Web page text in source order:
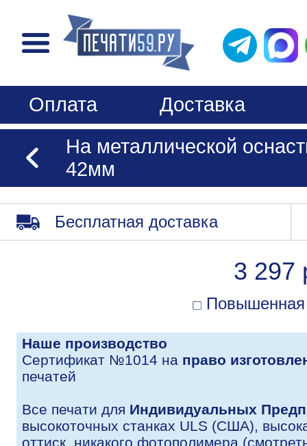
Оплата
Доставка
На металлической
42мм
Бесплатная доставка
3 297
Повышенная
Наше производство
Сертификат №1014 на право
печатей
Все печати для Индивидуальных
высокоточных станках ULS (США),
оттиск, никакого фотополимера (